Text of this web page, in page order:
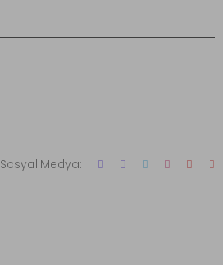
Sosyal Medya: